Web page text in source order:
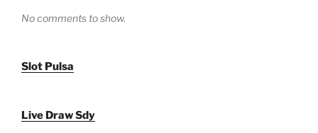
No comments to show.
Slot Pulsa
Live Draw Sdy